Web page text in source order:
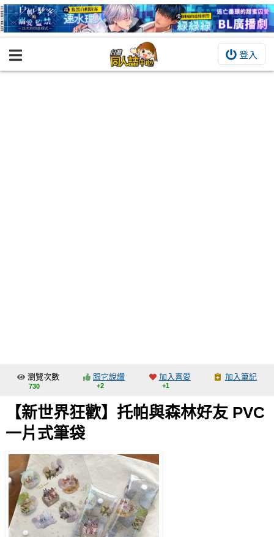
登入
BOOKY書集倉庫
交流中心
攤位轉讓區
會員功能選單
註冊會員
登入
瀏覽次數
730
跟它說讚
+2
加入喜愛
+1
加入筆記
【新世界狂歡】托帕與森林好友 PVC
一片式筆袋